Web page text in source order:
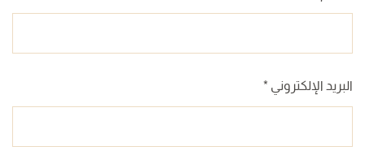
البريد الإلكتروني *